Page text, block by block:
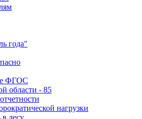
года"
ФГОС
области - 85
нагрузки
в лесу